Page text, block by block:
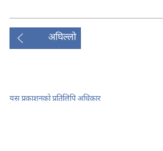
अघिल्लो
यस प्रकाशनको प्रतिलिपि अधिकार